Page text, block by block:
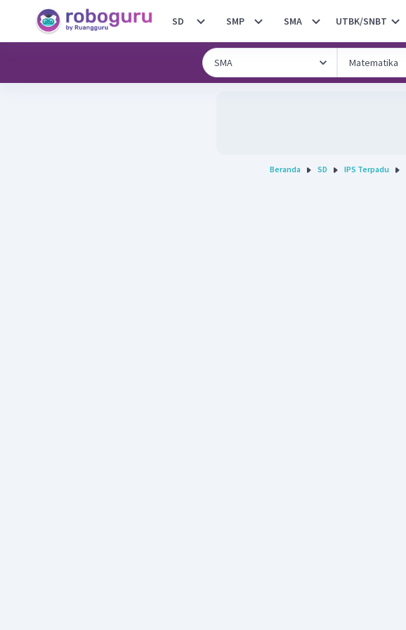
SD SMP SMA UTBK/SNBT
Beranda SD IPS Terpadu